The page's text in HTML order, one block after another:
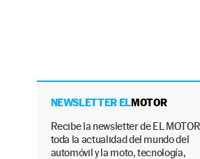
NEWSLETTER ELMOTOR
Recibe la newsletter de EL
toda la actualidad del mundo del
automóvil y la moto, tecnología,